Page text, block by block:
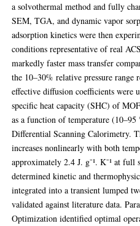
a solvothermal method and fully
SEM, TGA, and dynamic vapor
adsorption kinetics were then
conditions representative of real
markedly faster mass transfer
the 10–30% relative pressure
effective diffusion coefficients were
specific heat capacity (SHC) of
as a function of temperature
Differential Scanning Calorimetry.
increases nonlinearly with both
approximately 2.4 J. g⁻¹. K⁻¹ at
determined kinetic and
integrated into a transient lumped
validated against literature data.
Optimization identified optimal